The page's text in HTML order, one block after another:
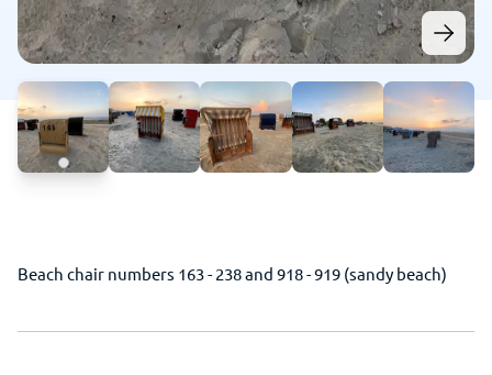
Beach chair numbers 163 - 238 and 918 - 919 (sandy beach)